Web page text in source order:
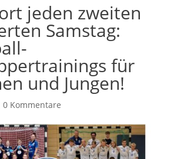
jeden zweiten
Samstag:
für
und Jungen!
0 Kommentare